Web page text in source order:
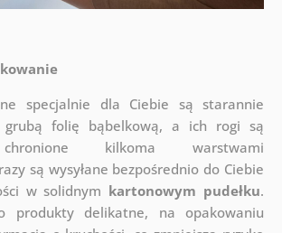
specjalnie dla Ciebie są starannie
grubą folię bąbelkową, a ich rogi są
kilkoma warstwami
są wysyłane bezpośrednio do Ciebie
w solidnym kartonowym pudełku.
produkty delikatne, na opakowaniu